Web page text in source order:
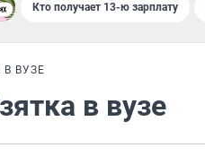
Кто получает 13-ю зарплату
В ВУЗЕ
в вузе